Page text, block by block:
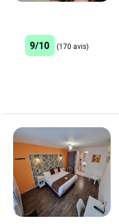
9/10 (170 avis)